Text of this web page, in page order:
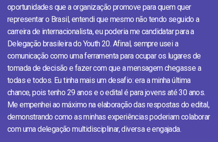
oportunidades que a organização promove para quem quer
representar o Brasil, entendi que mesmo não tendo seguido a
carreira de internacionalista, eu poderia me candidatar para a
Delegação brasileira do Youth 20. Afinal, sempre usei a
comunicação como uma ferramenta para ocupar os lugares de
tomada de decisão e fazer com que a mensagem chegasse a
todas e todos. Eu tinha mais um desafio: era a minha última
chance, pois tenho 29 anos e o edital é para jovens até 30 anos.
Me empenhei ao máximo na elaboração das respostas do edital,
demonstrando como as minhas experiências poderiam colaborar
com uma delegação multidisciplinar, diversa e engajada.